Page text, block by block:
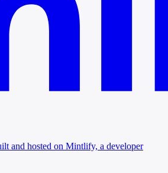
and hosted on Mintlify, a developer